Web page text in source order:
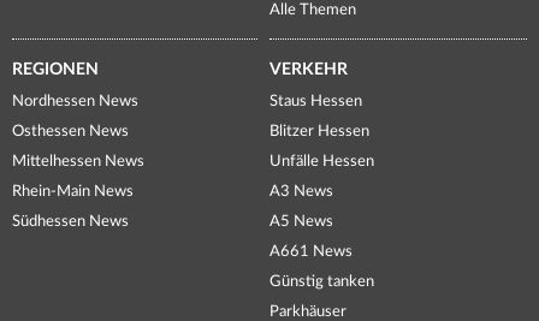
Alle Themen
REGIONEN
Nordhessen News
Osthessen News
Mittelhessen News
Rhein-Main News
Südhessen News
VERKEHR
Staus Hessen
Blitzer Hessen
Unfälle Hessen
A3 News
A5 News
A661 News
Günstig tanken
Parkhäuser